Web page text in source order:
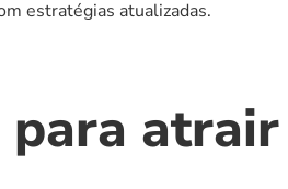
estratégias atualizadas.